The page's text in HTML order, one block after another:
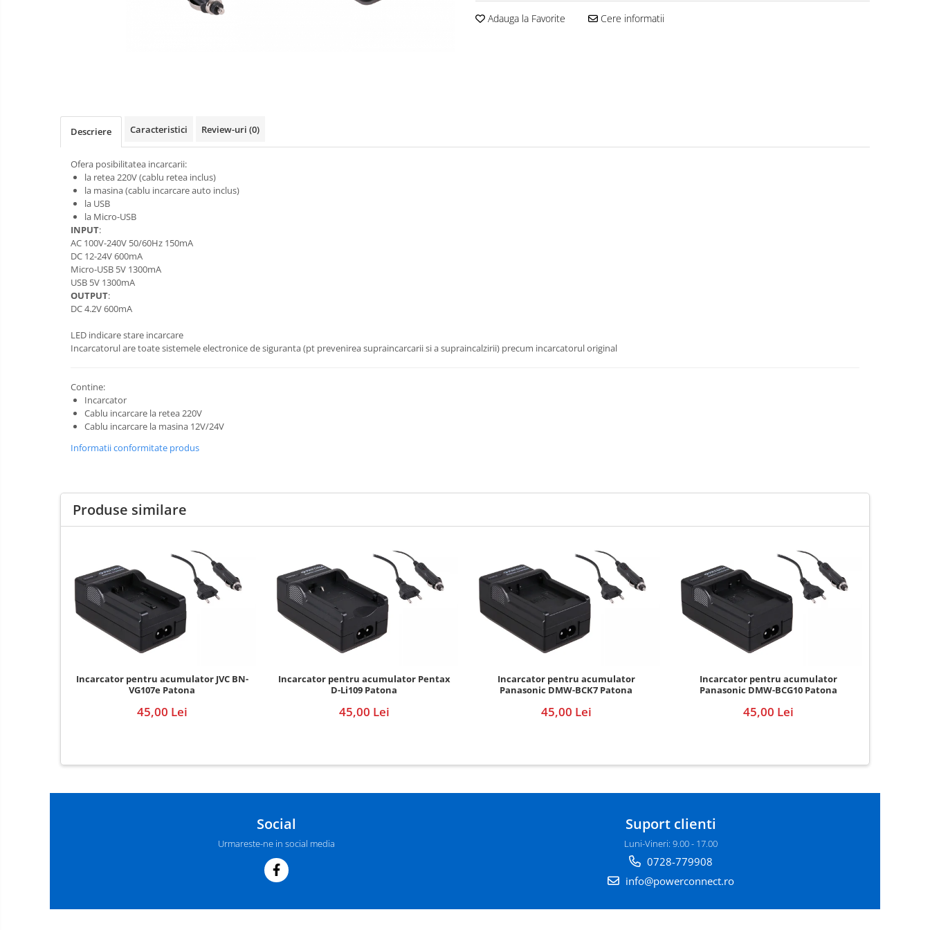
Camere video
Scule electrice
Telefoane mobile
Accesorii kjøk
Incarcatoare & acumulatori
Telefoane mobile
Telefoane mobile
aparate
Telefoane mobile
Adauga la Favorite Cere informatii
Descriere Caracteristici Review-uri (0)
Ofera posibilitatea incarcarii:
la retea 220V (cablu retea inclus)
la masina (cablu incarcare auto inclus)
la USB
la Micro-USB
INPUT:
AC 100V-240V 50/60Hz 150mA
DC 12-24V 600mA
Micro-USB 5V 1300mA
USB 5V 1300mA
OUTPUT:
DC 4.2V 600mA
LED indicare stare incarcare
Incarcatorul are toate sistemele electronice de siguranta (pt prevenirea supraincarcarii si a supraincalzirii) precum incarcatorul original
Contine:
Incarcator
Cablu incarcare la retea 220V
Cablu incarcare la masina 12V/24V
Informatii conformitate produs
Produse similare
Incarcator pentru acumulator JVC BN-
VG107e Patona
45,00 Lei
Incarcator pentru acumulator Pentax
D-Li109 Patona
45,00 Lei
Incarcator pentru acumulator
Panasonic DMW-BCK7 Patona
45,00 Lei
Incarcator pentru acumulator
Panasonic DMW-BCG10 Patona
45,00 Lei
Social
Urmareste-ne in social media
Suport clienti
Luni-Vineri: 9.00 - 17.00
0728-779908
info@powerconnect.ro